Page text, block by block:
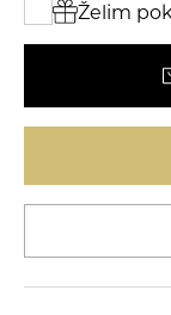
Kolekcije
ID
Želim